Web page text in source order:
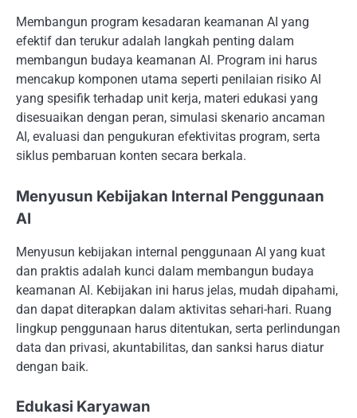
Membangun program kesadaran keamanan AI yang
efektif dan terukur adalah langkah penting dalam
membangun budaya keamanan AI. Program ini harus
mencakup komponen utama seperti penilaian risiko AI
yang spesifik terhadap unit kerja, materi edukasi yang
disesuaikan dengan peran, simulasi skenario ancaman
AI, evaluasi dan pengukuran efektivitas program, serta
siklus pembaruan konten secara berkala.
Menyusun Kebijakan Internal Penggunaan
AI
Menyusun kebijakan internal penggunaan AI yang kuat
dan praktis adalah kunci dalam membangun budaya
keamanan AI. Kebijakan ini harus jelas, mudah dipahami,
dan dapat diterapkan dalam aktivitas sehari-hari. Ruang
lingkup penggunaan harus ditentukan, serta perlindungan
data dan privasi, akuntabilitas, dan sanksi harus diatur
dengan baik.
Edukasi Karyawan